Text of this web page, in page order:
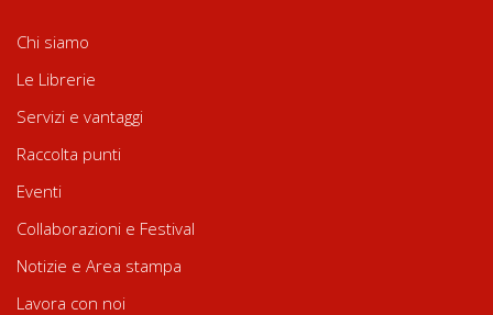
Chi siamo
Le Librerie
Servizi e vantaggi
Raccolta punti
Eventi
Collaborazioni e Festival
Notizie e Area stampa
Lavora con noi